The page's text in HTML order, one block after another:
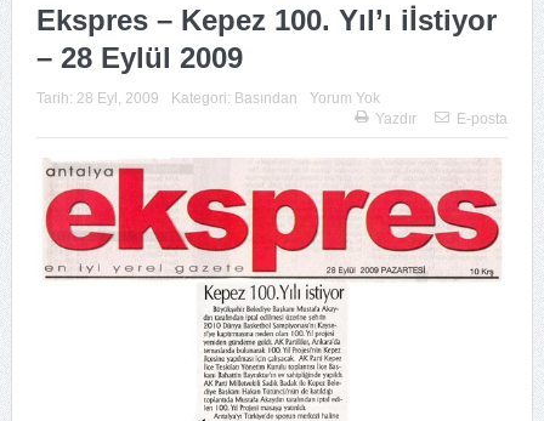
Ekspres – Kepez 100. Yıl’ı iİstiyor
– 28 Eylül 2009
Tarih: 28 Eyl, 2009 Kategori: Basından
Yorum Yok
Yazdır
E-posta